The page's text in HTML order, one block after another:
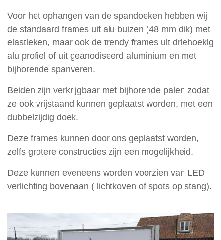
Vacatures
Openingsuren
Contact
Privacy
en
cookie
Voor het ophangen van de spandoeken hebben wij
de standaard frames uit alu buizen (48 mm dik) met
elastieken, maar ook de trendy frames uit driehoekig
alu profiel of uit geanodiseerd aluminium en met
bijhorende spanveren.
Beiden zijn verkrijgbaar met bijhorende palen zodat
ze ook vrijstaand kunnen geplaatst worden, met een
dubbelzijdig doek.
Deze frames kunnen door ons geplaatst worden,
zelfs grotere constructies zijn een mogelijkheid.
Deze kunnen eveneens worden voorzien van LED
verlichting bovenaan ( lichtkoven of spots op stang).